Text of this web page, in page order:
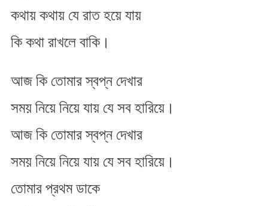
কথায় কথায় যে রাত হয়ে যায়
কি কথা রাখলে বাকি।
আজ কি তোমার স্বপ্ন দেখার
সময় নিয়ে নিয়ে যায় যে সব হারিয়ে।
আজ কি তোমার স্বপ্ন দেখার
সময় নিয়ে নিয়ে যায় যে সব হারিয়ে।
তোমার প্রথম ডাকে